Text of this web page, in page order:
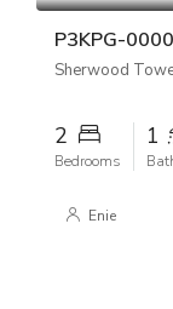
Sherwood
2
Bedrooms
1
Enie